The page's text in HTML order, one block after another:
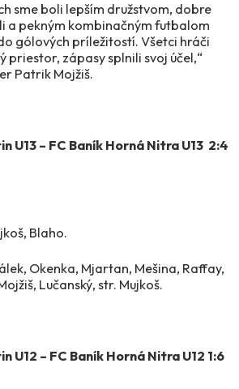
sme boli lepším družstvom, dobre
a pekným kombinačným futbalom
gólových príležitostí. Všetci hráči
priestor, zápasy splnili svoj účel,“
Patrik Mojžiš.
U13 – FC Baník Horná Nitra U13 2:4
Blaho.
Okenka, Mjartan, Mešina, Raffay,
Lučanský, str. Mujkoš.
U12 – FC Baník Horná Nitra U12 1:6